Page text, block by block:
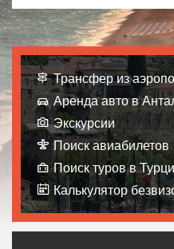
Трансфер из
Аренда авто в
Экскурсии
Поиск авиабилетов
Поиск туров в
Калькулятор